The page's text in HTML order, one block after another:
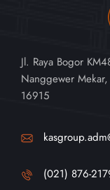
Jl. Raya Bogor
Nanggewer
16915
(021) 876-